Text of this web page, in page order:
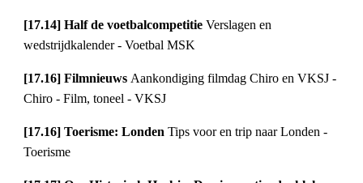
[17.14] Half de voetbalcompetitie Verslagen en
wedstrijdkalender - Voetbal MSK
[17.16] Filmnieuws Aankondiging filmdag Chiro en VKSJ -
Chiro - Film, toneel - VKSJ
[17.16] Toerisme: Londen Tips voor en trip naar Londen -
Toerisme